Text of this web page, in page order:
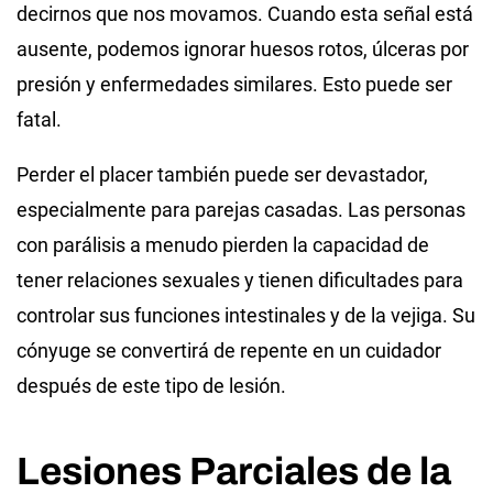
decirnos que nos movamos. Cuando esta señal está
ausente, podemos ignorar huesos rotos, úlceras por
presión y enfermedades similares. Esto puede ser
fatal.
Perder el placer también puede ser devastador,
especialmente para parejas casadas. Las personas
con parálisis a menudo pierden la capacidad de
tener relaciones sexuales y tienen dificultades para
controlar sus funciones intestinales y de la vejiga. Su
cónyuge se convertirá de repente en un cuidador
después de este tipo de lesión.
Lesiones Parciales de la